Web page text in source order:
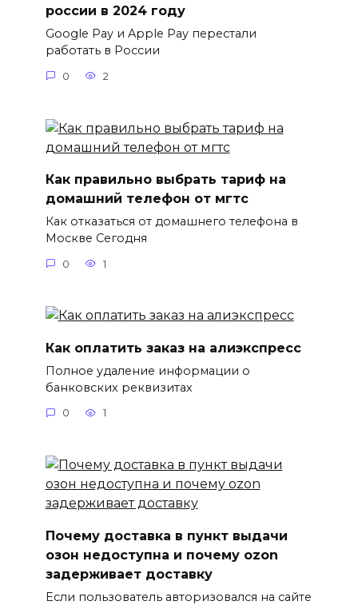
россии в 2024 году
Google Pay и Apple Pay перестали
работать в России
0 2
Как правильно выбрать тариф на
домашний телефон от мгтс
Как отказаться от домашнего телефона в
Москве Сегодня
0 1
Как оплатить заказ на алиэкспресс
Полное удаление информации о
банковских реквизитах
0 1
Почему доставка в пункт выдачи
озон недоступна и почему ozon
задерживает доставку
Если пользователь авторизовался на сайте